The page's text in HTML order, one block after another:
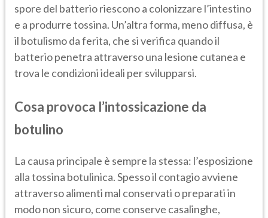
spore del batterio riescono a colonizzare l’intestino
e a produrre tossina. Un’altra forma, meno diffusa, è
il botulismo da ferita, che si verifica quando il
batterio penetra attraverso una lesione cutanea e
trova le condizioni ideali per svilupparsi.
Cosa provoca l’intossicazione da
botulino
La causa principale è sempre la stessa: l’esposizione
alla tossina botulinica. Spesso il contagio avviene
attraverso alimenti mal conservati o preparati in
modo non sicuro, come conserve casalinghe,